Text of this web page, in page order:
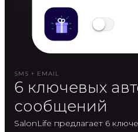
SMS + EMAIL
6 ключевых
сообщений
SalonLife предлагает 6